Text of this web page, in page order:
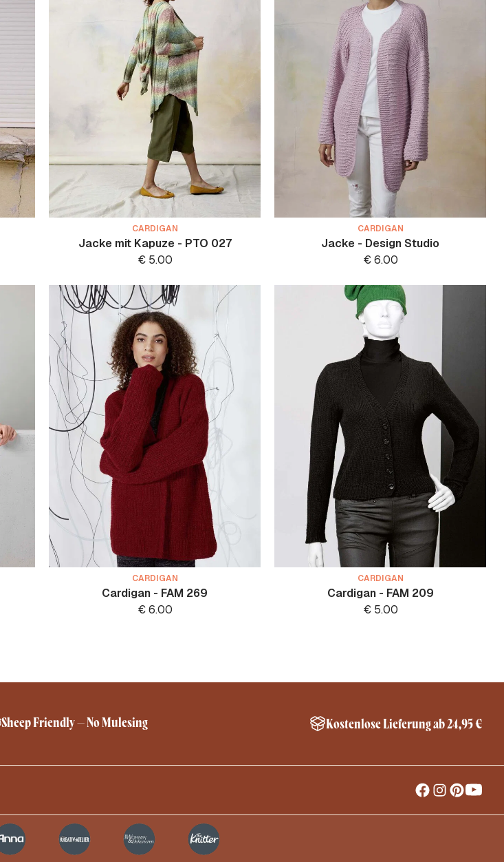
CARDIGAN
Jacke mit Kapuze - PTO 027
€5.00
CARDIGAN
Jacke - Design Studio
€6.00
CARDIGAN
Cardigan - FAM 269
€6.00
CARDIGAN
Cardigan - FAM 209
€5.00
Sheep Friendly – No Mulesing Kostenlose Lieferung ab 24,95 €